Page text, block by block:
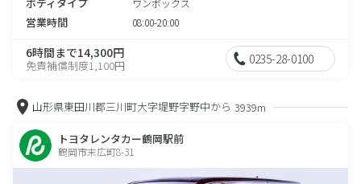
ワンボックス
営業時間 08:00-20:00
6時間まで14,300円
免責補償制度1,100円 0235-28-0100
山形県東田川郡三川町大字堤野字野中から 3939m
トヨタレンタカー鶴岡駅前
鶴岡市末広町8-31